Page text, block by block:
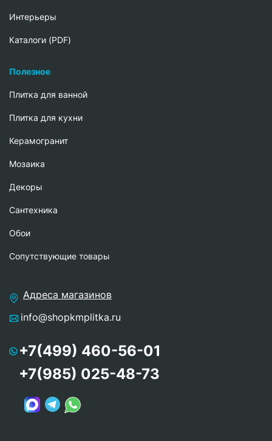
Интерьеры
Каталоги (PDF)
Полезное
Плитка для ванной
Плитка для кухни
Керамогранит
Мозаика
Декоры
Сантехника
Обои
Сопутствующие товары
Адреса магазинов
info@shopkmplitka.ru
+7(499) 460-56-01
+7(985) 025-48-73